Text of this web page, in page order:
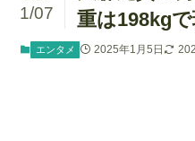
重は198kg
1/07
エンタメ 2025年1月5日